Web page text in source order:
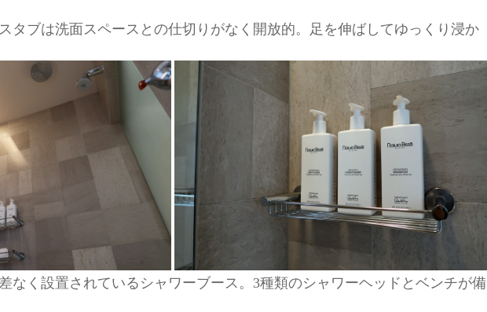
タブは洗面スペースとの仕切りがなく開放的。足を伸ばしてゆっくり浸か
なく設置されているシャワーブース。3種類のシャワーヘッドとベンチが備